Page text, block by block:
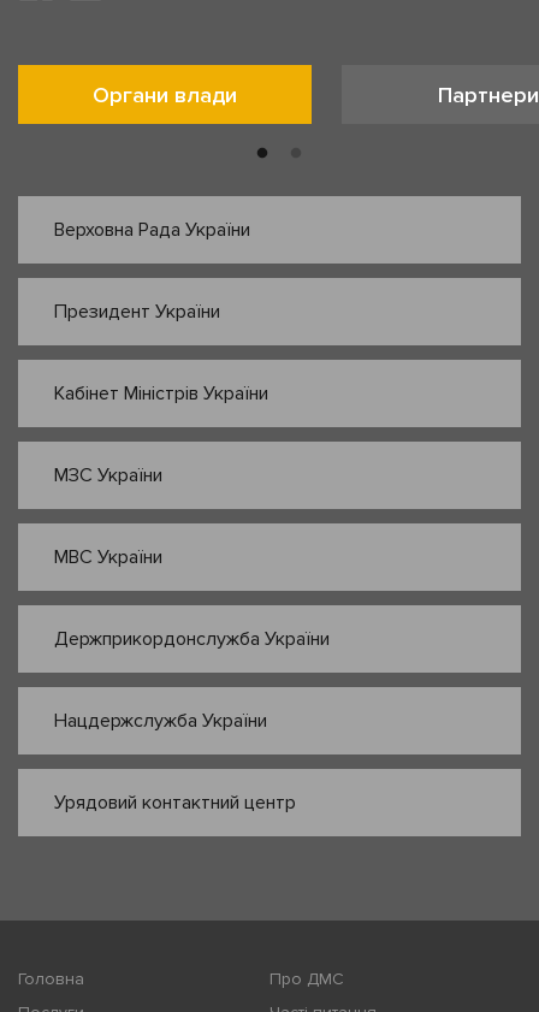
Органи влади Партнери
Верховна Рада України
Президент України
Кабінет Міністрів України
МЗС України
МВС України
Держприкордонслужба України
Нацдержслужба України
Урядовий контактний центр
Головна
Про ДМС